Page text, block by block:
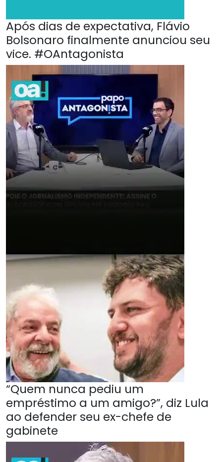
Após dias de expectativa, Flávio
Bolsonaro finalmente anunciou seu
vice. #OAntagonista
“Quem nunca pediu um
empréstimo a um amigo?”, diz Lula
ao defender seu ex-chefe de
gabinete